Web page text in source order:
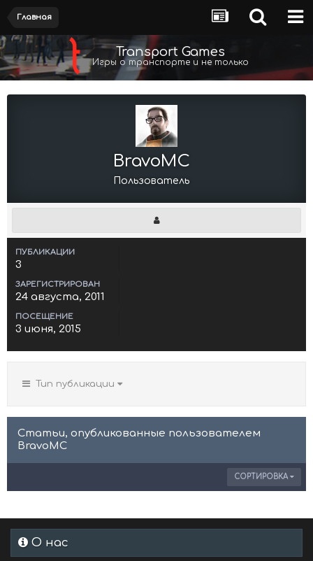
Главная
Transport Games
Игры о транспорте и не только
BravoMC
Пользователь
ПУБЛИКАЦИИ
3
ЗАРЕГИСТРИРОВАН
24 августа, 2011
ПОСЕЩЕНИЕ
3 июня, 2015
Тип публикации
Статьи, опубликованные пользователем
BravoMC
СОРТИРОВКА
О нас